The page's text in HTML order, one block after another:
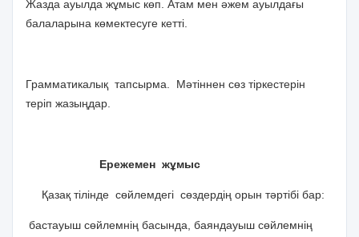
Жазда ауылда жұмыс көп. Атам мен әжем ауылдағы
балаларына көмектесуге кетті.
Грамматикалық тапсырма. Мәтіннен сөз тіркестерін
теріп жазыңдар.
Ережемен жұмыс
Қазақ тілінде сөйлемдегі сөздердің орын тәртібі бар:
бастауыш сөйлемнің басында, баяндауыш сөйлемнің